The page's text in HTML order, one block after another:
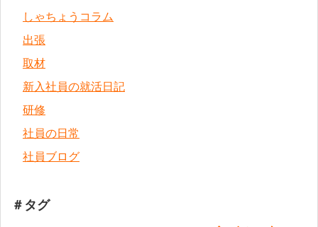
しゃちょうコラム
出張
取材
新入社員の就活日記
研修
社員の日常
社員ブログ
＃タグ